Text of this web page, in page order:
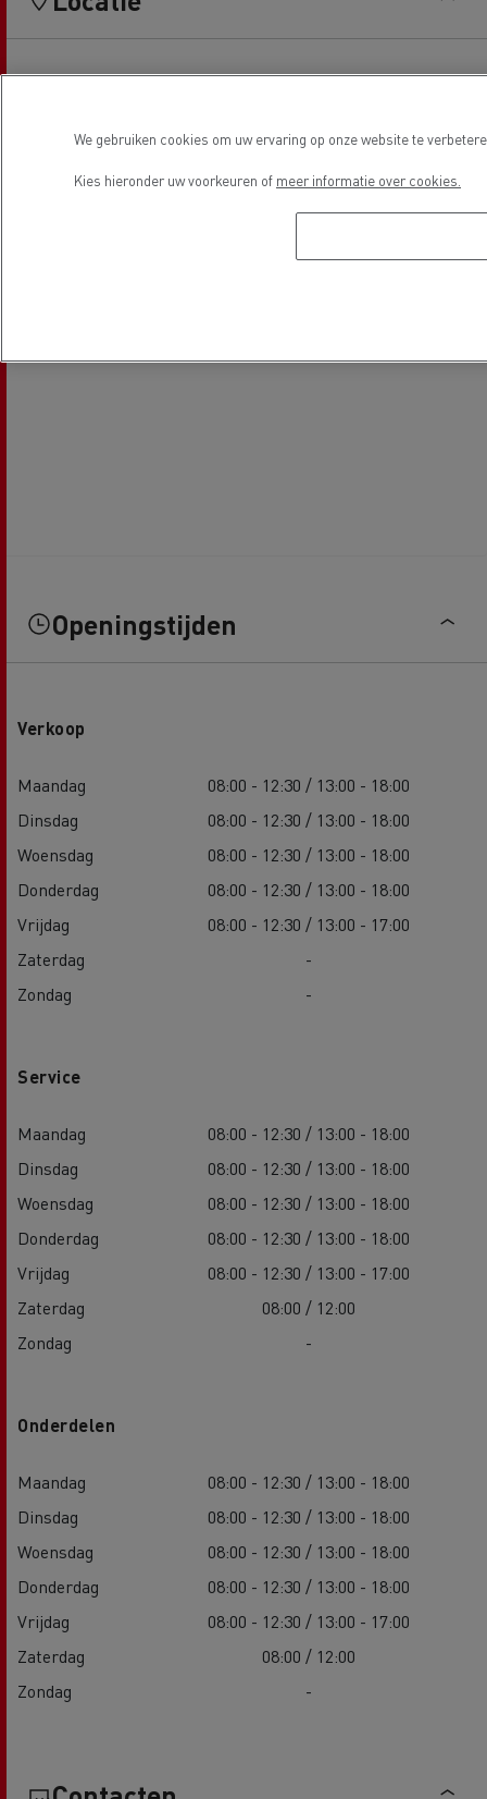
Openingstijden
Verkoop
Maandag
08:00 - 12:30 / 13:00 - 18:00
Dinsdag
08:00 - 12:30 / 13:00 - 18:00
Woensdag
08:00 - 12:30 / 13:00 - 18:00
Donderdag
08:00 - 12:30 / 13:00 - 18:00
Vrijdag
08:00 - 12:30 / 13:00 - 17:00
Zaterdag
-
Zondag
-
Service
Maandag
08:00 - 12:30 / 13:00 - 18:00
Dinsdag
08:00 - 12:30 / 13:00 - 18:00
Woensdag
08:00 - 12:30 / 13:00 - 18:00
Donderdag
08:00 - 12:30 / 13:00 - 18:00
Vrijdag
08:00 - 12:30 / 13:00 - 17:00
Zaterdag
08:00 / 12:00
Zondag
-
Onderdelen
Maandag
08:00 - 12:30 / 13:00 - 18:00
Dinsdag
08:00 - 12:30 / 13:00 - 18:00
Woensdag
08:00 - 12:30 / 13:00 - 18:00
Donderdag
08:00 - 12:30 / 13:00 - 18:00
Vrijdag
08:00 - 12:30 / 13:00 - 17:00
Zaterdag
08:00 / 12:00
Zondag
-
We gebruiken cookies om uw ervaring op onze website te
Kies hieronder uw voorkeuren of meer informatie over cookies.